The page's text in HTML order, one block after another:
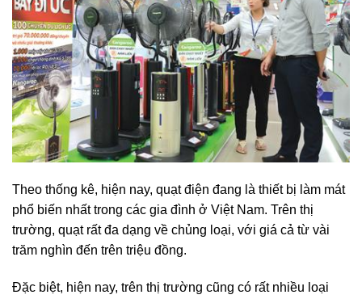
Theo thống kê, hiện nay, quạt điện đang là thiết bị làm mát
phổ biến nhất trong các gia đình ở Việt Nam. Trên thị
trường, quạt rất đa dạng về chủng loại, với giá cả từ vài
trăm nghìn đến trên triệu đồng.
Đặc biệt, hiện nay, trên thị trường cũng có rất nhiều loại